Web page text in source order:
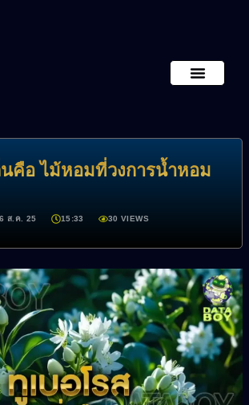
คือ ไม้หอมที่วงการน้ำหอม
ส.ค. 25 15:33 30 VIEWS